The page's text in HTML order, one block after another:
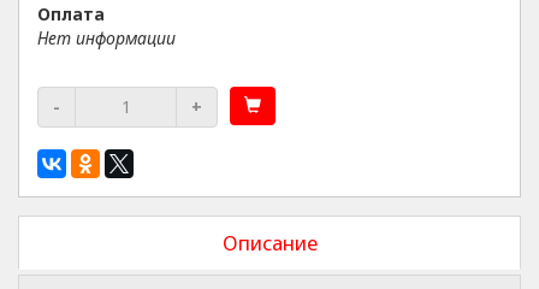
Оплата
Нет информации
- +
Описание